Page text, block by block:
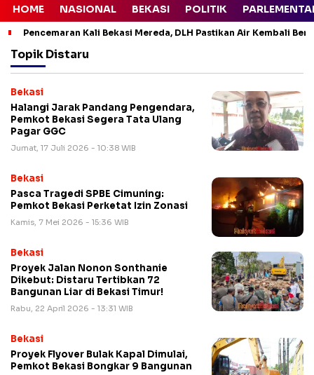
HOME NASIONAL BEKASI POLITIK
Pencemaran Kali Bekasi Mereda, DLH Pastikan Air Kembali
Topik Distaru
Bekasi
Halangi Jarak Pandang Pengendara,
Pemkot Bekasi Segera Tata Ulang
Pagar GGC
Jumat, 17 Juli 2026 - 10:38 WIB
Bekasi
Pasca Tragedi SPBE Cimuning:
Pemkot Bekasi Perketat Izin Zonasi
Kamis, 7 Mei 2026 - 15:36 WIB
Bekasi
Proyek Jalan Nonon Sonthanie
Dikebut: Distaru Tertibkan 72
Bangunan Liar di Bekasi Timur!
Rabu, 22 April 2026 - 13:31 WIB
Bekasi
Proyek Flyover Bulak Kapal Dimulai,
Pemkot Bekasi Bongkar 9 Bangunan